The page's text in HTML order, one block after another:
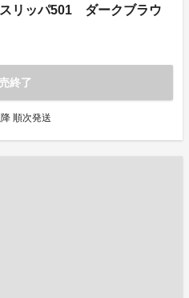
リッパ501 ダークブラウ
終了
順次発送